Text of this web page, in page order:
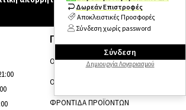
ΠΛΗΡΟΦΟΡΙΕΣ
ΟΡΟΙ & ΠΡΟΫΠΟΘΕΣΕΙΣ
ΟΡΟΙ ΠΡΟΩΘΗΤΙΚΩΝ ΕΝΕΡΓΕΙΩΝ
ΦΡΟΝΤΙΔΑ ΠΡΟΪΟΝΤΩΝ
Δωρεάν Επιστροφές
Αποκλειστικές Προσφορές
Σύνδεση χωρίς password
Σύνδεση
Δημιουργία Λογαριασμού